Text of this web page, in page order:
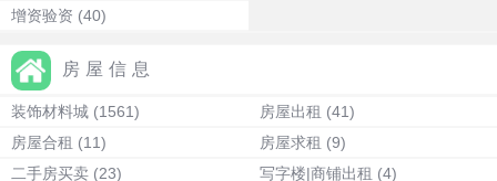
增资验资 (40)
房屋信息
装饰材料城 (1561) 房屋出租 (41)
房屋合租 (11) 房屋求租 (9)
二手房买卖 (23) 写字楼|商铺出租 (4)